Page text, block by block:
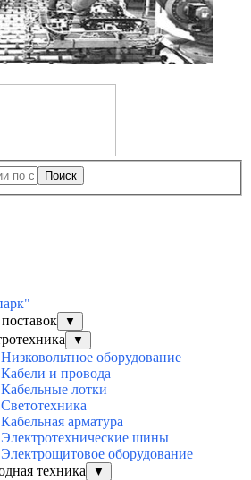
Поиск
▼
▼
Низковольтное оборудование
Кабели и провода
Кабельные лотки
Светотехника
Кабельная арматура
Электротехнические шины
Электрощитовое оборудование
техника
▼